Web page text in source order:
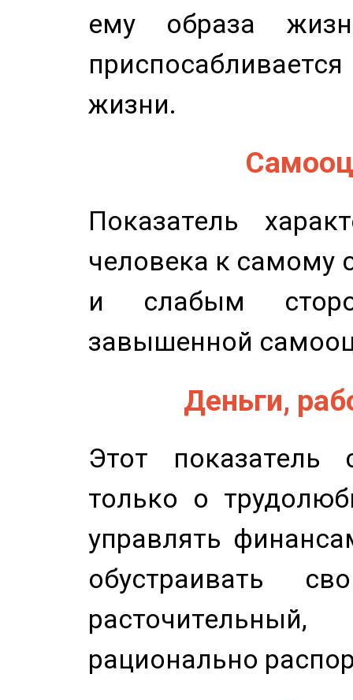
ему образа
жизни.
Показатель
человека к самому
и слабым
завышенной
Деньги,
Этот показатель
только о
управлять
обустраивать
рационально